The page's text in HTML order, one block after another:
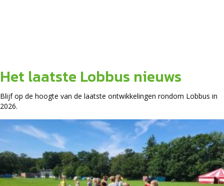
Het laatste Lobbus nieuws
Blijf op de hoogte van de laatste ontwikkelingen rondom Lobbus in
2026.